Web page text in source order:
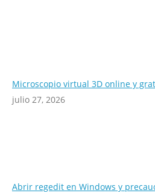
Microscopio virtual 3D online y
julio 27, 2026
Abrir regedit en Windows y